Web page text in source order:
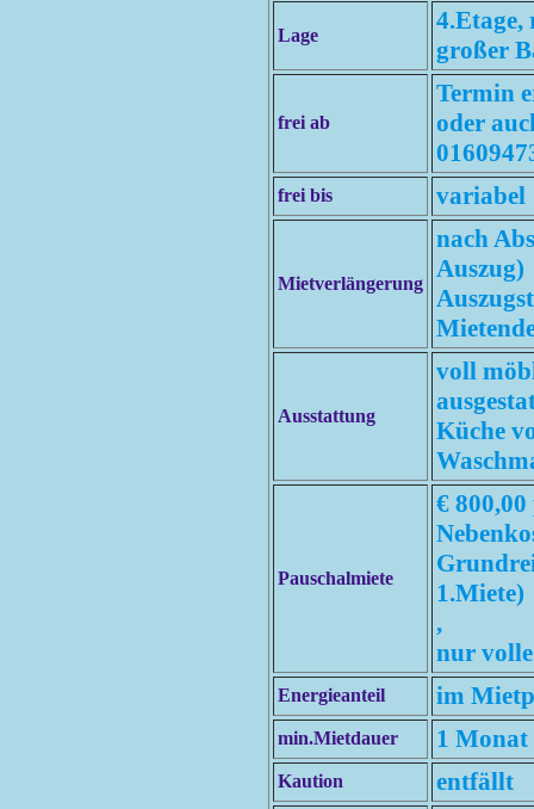
Lage
4.Etage,
großer
frei ab
Termin
oder
frei bis variabel
Mietverlängerung
nach
Auszug)
Ausstattung
voll
Küche
Pauschalmiete
€
1.Miete)
,
nur
Energieanteil im
min.Mietdauer 1 Monat
Kaution entfällt